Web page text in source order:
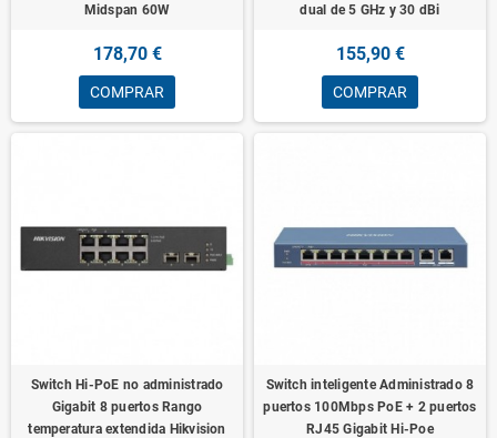
Midspan 60W
178,70 €
COMPRAR
dual de 5 GHz y 30 dBi
155,90 €
COMPRAR
Switch Hi-PoE no administrado
Gigabit 8 puertos Rango
temperatura extendida Hikvision
Switch inteligente Administrado 8
puertos 100Mbps PoE + 2 puertos
RJ45 Gigabit Hi-Poe